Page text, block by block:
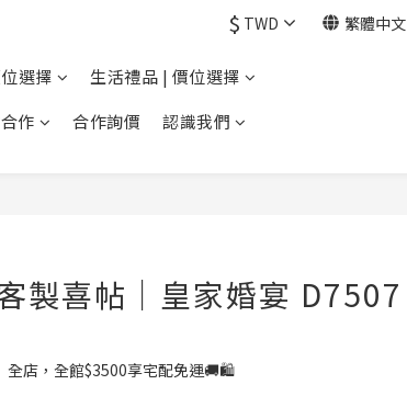
$ TWD 繁體中文
選擇
生活禮品 | 價位選擇
作 合作詢價 認識我們
製喜帖｜皇家婚宴 D7507
全店，全館$3500享宅配免運🚚🛍️